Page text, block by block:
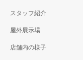
スタッフ紹介
屋外展示場
店舗内の様子